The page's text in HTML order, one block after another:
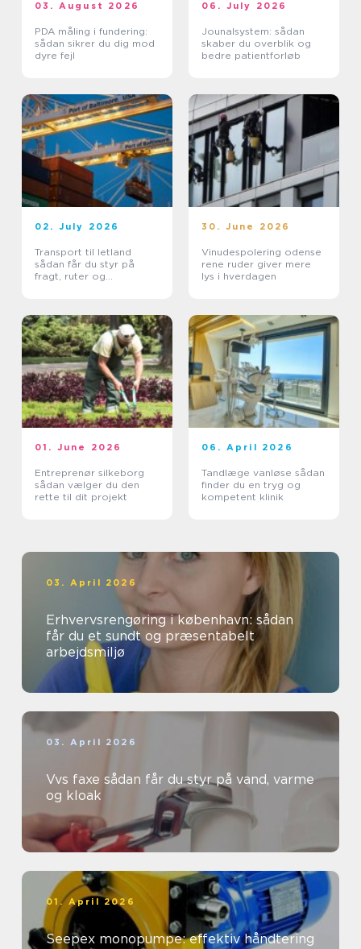
03. August 2026
PDA måling i fundering:
sådan sikrer du dig mod
dyre fejl
06. July 2026
Jounalsystem: sådan
skaber du overblik og
bedre patientforløb
02. July 2026
Transport til letland
sådan får du styr på
fragt, ruter og
30. June 2026
Vinudespolering odense
rene ruder giver mere
lys i hverdagen
01. June 2026
Entreprenør silkeborg
sådan vælger du den
rette til dit projekt
06. April 2026
Tandlæge vanløse sådan
finder du en tryg og
kompetent klinik
03. April 2026
Erhvervsrengøring i københavn: sådan
får du et sundt og præsentabelt
arbejdsmiljø
03. April 2026
Vvs faxe sådan får du styr på vand, varme
og kloak
01. April 2026
Seepex monopumpe: effektiv håndtering